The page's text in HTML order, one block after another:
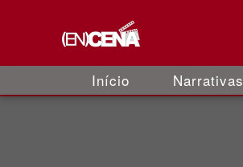
Início Narrativas